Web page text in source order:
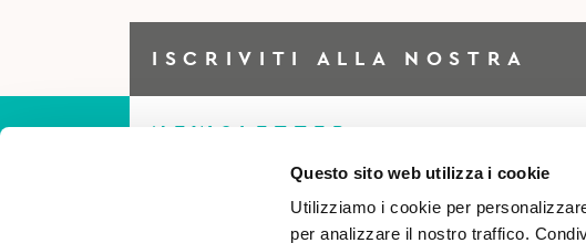
Questo sito web utilizza i cookie
Utilizziamo i cookie per
per analizzare il nostro traffico.
ISCRIVITI ALLA NOSTRA
NEWSLETTER
Iscriviti alla Newsletter per